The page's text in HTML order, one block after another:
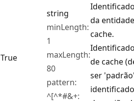
True
string
minLength:
1
maxLength:
80
pattern:
^[^*#&+:
da entidade
cache.
de cache
ser